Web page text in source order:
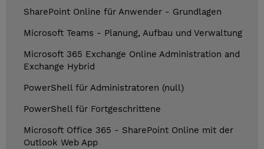
SharePoint Online für Anwender - Grundlagen
Microsoft Teams - Planung, Aufbau und Verwaltung
Microsoft 365 Exchange Online Administration and
Exchange Hybrid
PowerShell für Administratoren (null)
PowerShell für Fortgeschrittene
Microsoft Office 365 - SharePoint Online mit der
Outlook Web App